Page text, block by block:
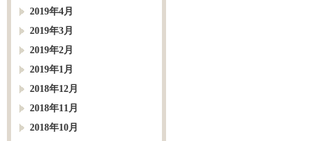
2019年4月
2019年3月
2019年2月
2019年1月
2018年12月
2018年11月
2018年10月